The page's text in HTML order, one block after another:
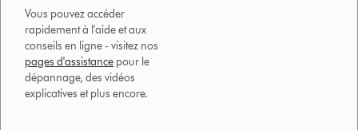
Vous pouvez accéder
rapidement à l'aide et aux
conseils en ligne - visitez nos
pages d'assistance pour le
dépannage, des vidéos
explicatives et plus encore.